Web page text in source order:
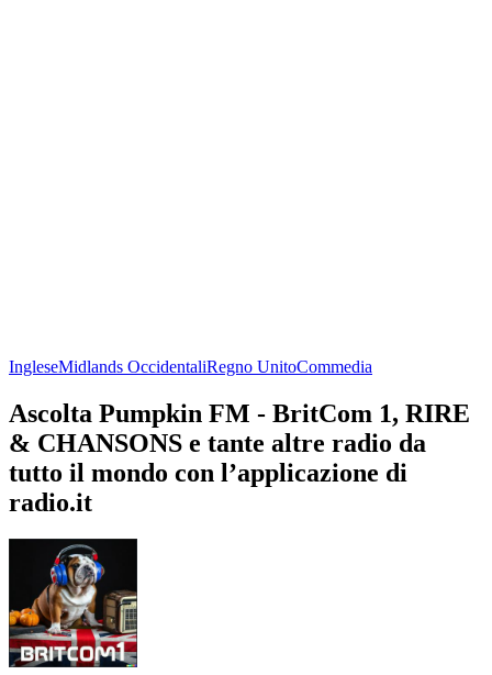
IngleseMidlands OccidentaliRegno UnitoCommedia
Ascolta Pumpkin FM - BritCom 1, RIRE
& CHANSONS e tante altre radio da
tutto il mondo con l’applicazione di
radio.it